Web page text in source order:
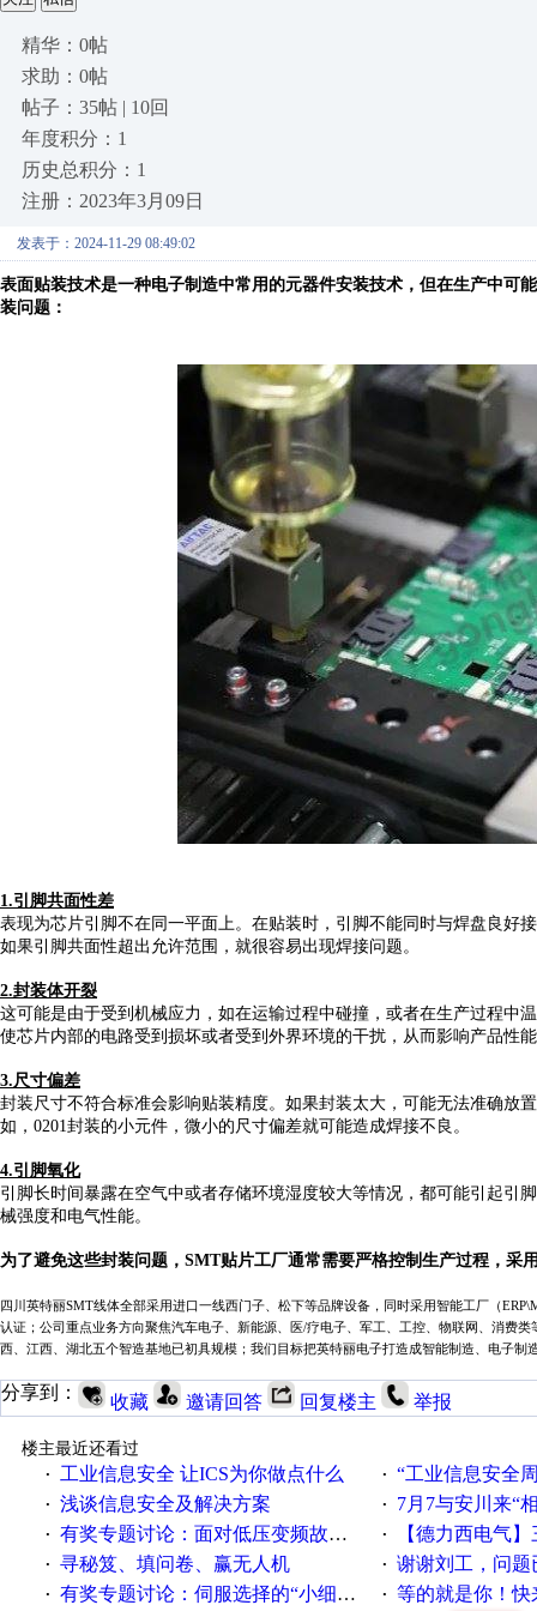
精华：0帖
求助：0帖
帖子：35帖 | 10回
年度积分：1
历史总积分：1
注册：2023年3月09日
发表于：2024-11-29 08:49:02
表面贴装技术是一种电子制造中常用的元器件安装技术，但在生产中可
装问题：
1.引脚共面性差
表现为芯片引脚不在同一平面上。在贴装时，引脚不能同时与焊盘良好
如果引脚共面性超出允许范围，就很容易出现焊接问题。
2.封装体开裂
这可能是由于受到机械应力，如在运输过程中碰撞，或者在生产过程中
使芯片内部的电路受到损坏或者受到外界环境的干扰，从而影响产品性
3.尺寸偏差
封装尺寸不符合标准会影响贴装精度。如果封装太大，可能无法准确放
如， 0201封装的小元件，微小的尺寸偏差就可能造成焊接不良。
4.引脚氧化
引脚长时间暴露在空气中或者存储环境湿度较大等情况，都可能引起引
械强度和电气性能。
为了避免这些封装问题， SMT贴片工厂通常需要严格控制生产过程，采
四川 英特丽SMT线体全部采用进口一线西门子、松下等品牌设备，同时采用智能工厂（
认证；公司重点业务方向聚焦汽车电子、新能源、医/疗电子、军工、工控、物联网、消费
西、 江西 、湖北五个智造基地已初具规模；我们目标把英特丽电子打造成智能制造、电子制
分享到： 收藏 邀请回答 回复楼主 举报
楼主最近还看过
·
工业信息安全 让ICS为你做点什么 · “工业信息安全周之我见”
· 浅谈信息安全及解决方案 · 7月7与安川来“
· 有奖专题讨论：面对低压变频故障，老手是这样解决的！ · 【德力西电气】三
· 寻秘笈、填问卷、赢无人机 · 谢谢刘工，问题
· 有奖专题讨论：伺服选择的“小细节大学问”奖励公告 · 等的就是你！快来